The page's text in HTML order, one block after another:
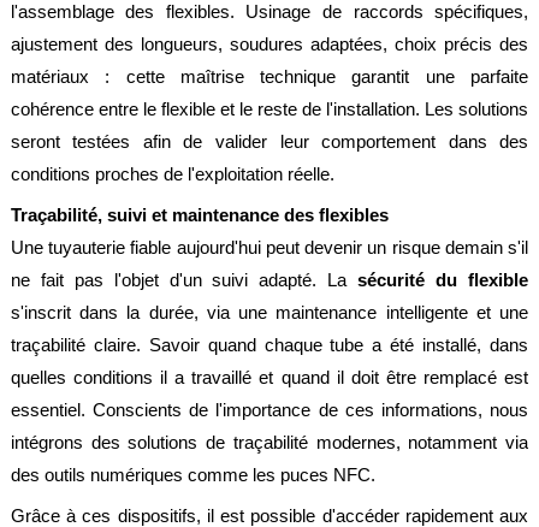
l'assemblage des flexibles. Usinage de raccords spécifiques,
ajustement des longueurs, soudures adaptées, choix précis des
matériaux : cette maîtrise technique garantit une parfaite
cohérence entre le flexible et le reste de l'installation. Les solutions
seront testées afin de valider leur comportement dans des
conditions proches de l'exploitation réelle.
Traçabilité, suivi et maintenance des flexibles
Une tuyauterie fiable aujourd'hui peut devenir un risque demain s'il
ne fait pas l'objet d'un suivi adapté. Lasécurité du flexible
s'inscrit dans la durée, via une maintenance intelligente et une
traçabilité claire. Savoir quand chaque tube a été installé, dans
quelles conditions il a travaillé et quand il doit être remplacé est
essentiel. Conscients de l'importance de ces informations, nous
intégrons des solutions de traçabilité modernes, notamment via
des outils numériques comme les puces NFC.
Grâce à ces dispositifs, il est possible d'accéder rapidement aux